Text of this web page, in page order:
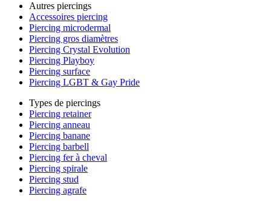
Autres piercings
Accessoires piercing
Piercing microdermal
Piercing gros diamètres
Piercing Crystal Evolution
Piercing Playboy
Piercing surface
Piercing LGBT & Gay Pride
Types de piercings
Piercing retainer
Piercing anneau
Piercing banane
Piercing barbell
Piercing fer à cheval
Piercing spirale
Piercing stud
Piercing agrafe